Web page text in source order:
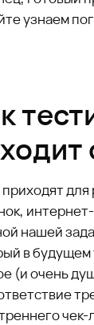
узнаем
приходят
нашей
в
(и очень
чек-